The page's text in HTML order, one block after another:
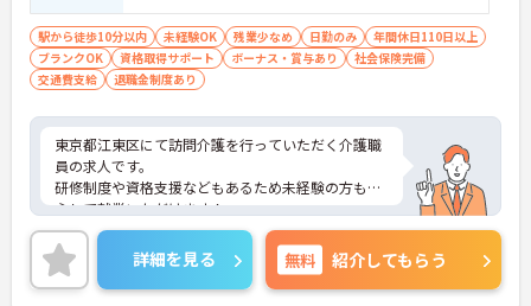
駅から徒歩10分以内 未経験OK 残業少なめ 日勤のみ
年間休日110日以上
ブランクOK
資格取得サポート ボーナス・賞与あり
社会保険完備
交通費支給
退職金制度あり
東京都江東区にて訪問介護を行っていただく介護職
員の求人です。
研修制度や資格支援などもあるため未経験の方も安
心して就業いただけます！
最寄り駅から徒歩圏内ですので通勤に便利です♪
ご興味のある方には、面接対策ポイントなど、さら
に詳細をお話しいたしますのでお気軽にご相談くだ
さい！
詳細を見る 無料 紹介してもらう